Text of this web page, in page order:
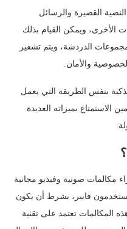
القصيرة والرسائل
الأخرى، ويمكن القيام بذلك
الدردشة، ويتم تشفير
والأمان.
بنفس الطريقة التي يعمل
الاستمتاع بميزاته العديدة
مكالمات صوتية وفيديو مجانية
فايبر، بشرط أن يكون
المكالمات تعتمد على تقنية